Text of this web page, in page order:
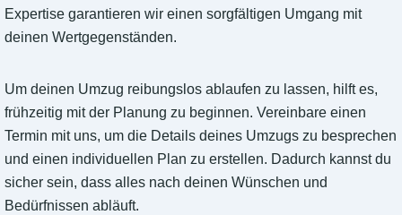
Expertise garantieren wir einen sorgfältigen Umgang mit
deinen Wertgegenständen.
Um deinen Umzug reibungslos ablaufen zu lassen, hilft es,
frühzeitig mit der Planung zu beginnen. Vereinbare einen
Termin mit uns, um die Details deines Umzugs zu besprechen
und einen individuellen Plan zu erstellen. Dadurch kannst du
sicher sein, dass alles nach deinen Wünschen und
Bedürfnissen abläuft.